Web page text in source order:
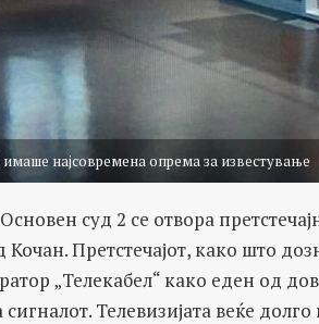
имаше најсовремена опрема за известување
суд 2 се отвора
Претстечајот, како што
„Телекабел“ како еден од
Телевизијата веќе долго